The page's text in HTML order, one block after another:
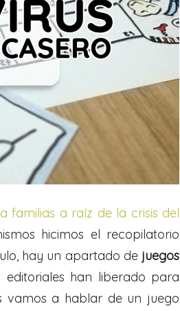
familias a raíz de la crisis del
hicimos el recopilatorio
hay un apartado de juegos
editoriales han liberado para
vamos a hablar de un juego